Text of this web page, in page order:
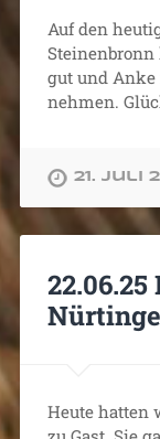
Auf den
gut und
nehmen.
21. Juli
Heute hatten